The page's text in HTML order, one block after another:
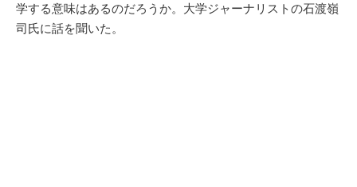
学する意味はあるのだろうか。大学ジャーナリストの石渡嶺
司氏に話を聞いた。